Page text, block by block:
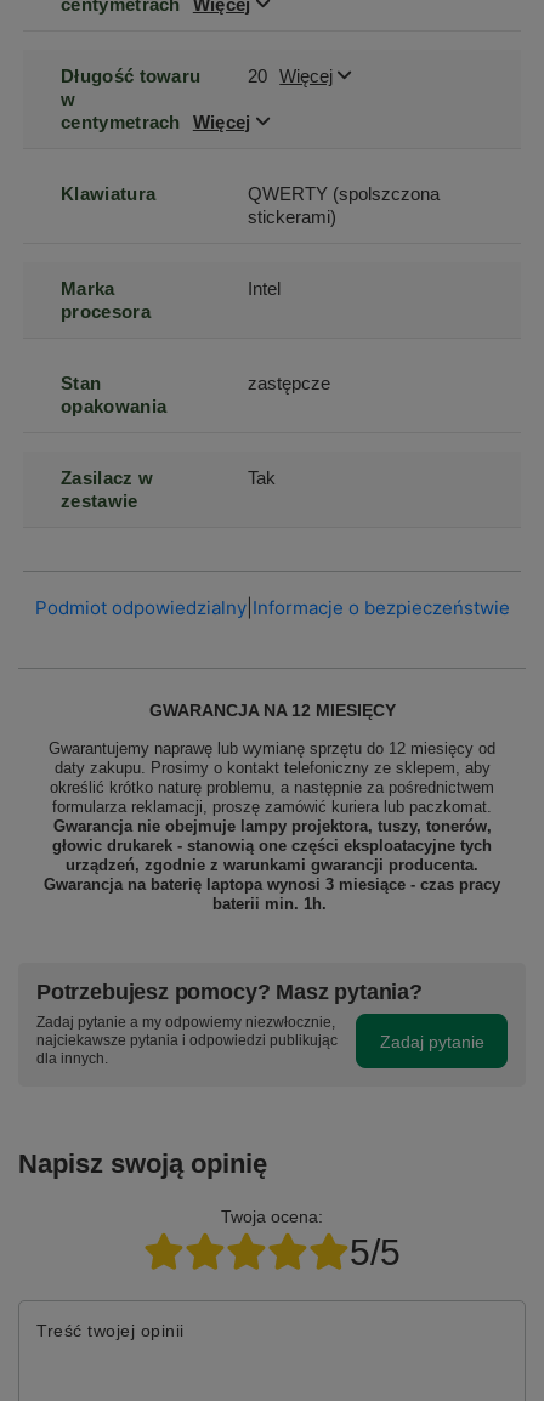
centymetrach
Więcej
Długość towaru
w
centymetrach
Więcej
20 Więcej
Klawiatura
QWERTY (spolszczona
stickerami)
Marka
procesora
Intel
Stan
opakowania
zastępcze
Zasilacz w
zestawie
Tak
Podmiot odpowiedzialny| Informacje o bezpieczeństwie
GWARANCJA NA 12 MIESIĘCY
Gwarantujemy naprawę lub wymianę sprzętu do 12 miesięcy od
daty zakupu. Prosimy o kontakt telefoniczny ze sklepem, aby
określić krótko naturę problemu, a następnie za pośrednictwem
formularza reklamacji, proszę zamówić kuriera lub paczkomat.
Gwarancja nie obejmuje lampy projektora, tuszy, tonerów,
głowic drukarek - stanowią one części eksploatacyjne tych
urządzeń, zgodnie z warunkami gwarancji producenta.
Gwarancja na baterię laptopa wynosi 3 miesiące - czas pracy
baterii min. 1h.
Potrzebujesz pomocy? Masz pytania?
Zadaj pytanie a my odpowiemy niezwłocznie,
najciekawsze pytania i odpowiedzi publikując
dla innych.
Zadaj pytanie
Napisz swoją opinię
Twoja ocena:
5/5
Treść twojej opinii